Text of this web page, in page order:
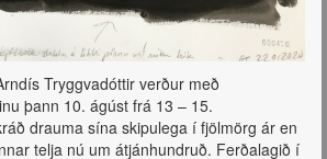
Tryggvadóttir verður með
þann 10. ágúst frá 13 – 15.
drauma sína skipulega í fjölmörg ár en
telja nú um átjánhundruð. Ferðalagið í